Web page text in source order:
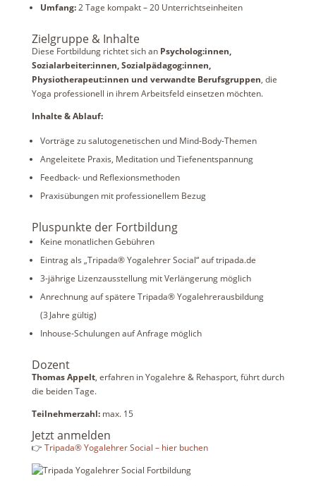
Umfang:2 Tage kompakt – 20 Unterrichtseinheiten
Zielgruppe & Inhalte
Diese Fortbildung richtet sich an Psycholog:innen,
Sozialarbeiter:innen, Sozialpädagog:innen,
Physiotherapeut:innen und verwandte Berufsgruppen, die
Yoga professionell in ihrem Arbeitsfeld einsetzen möchten.
Inhalte & Ablauf:
Vorträge zu salutogenetischen und Mind‑Body-Themen
Angeleitete Praxis, Meditation und Tiefenentspannung
Feedback- und Reflexionsmethoden
Praxisübungen mit professionellem Bezug
Pluspunkte der Fortbildung
Keine monatlichen Gebühren
Eintrag als „Tripada® Yogalehrer Social“ auf tripada.de
3-jährige Lizenzausstellung mit Verlängerung möglich
Anrechnung auf spätere Tripada® Yogalehrerausbildung
(3 Jahre gültig)
Inhouse-Schulungen auf Anfrage möglich
Dozent
Thomas Appelt, erfahren in Yogalehre & Rehasport, führt durch
die beiden Tage.
Teilnehmerzahl:max. 15
Jetzt anmelden
👉 Tripada® Yogalehrer Social – hier buchen